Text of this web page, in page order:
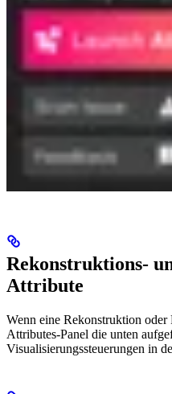
Rekonstruktions-
Attribute
Wenn eine Rekonstruktion
Attributes-Panel die unten
Visualisierungssteuerungen in